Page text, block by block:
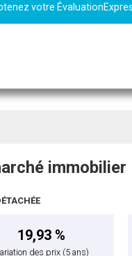
votre
immobilier
19,93 %
des prix (5 ans)